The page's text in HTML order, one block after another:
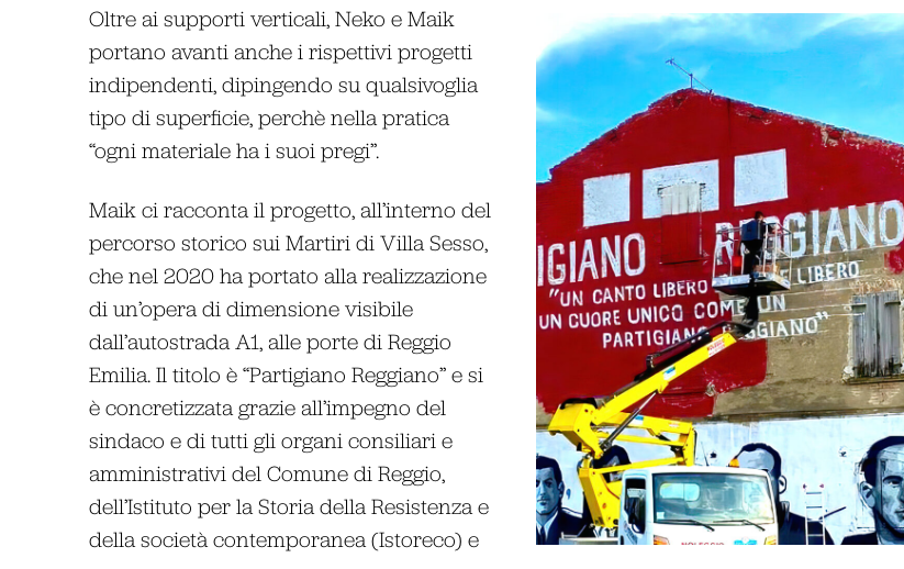
Oltre ai supporti verticali, Neko e Maik
portano avanti anche i rispettivi progetti
indipendenti, dipingendo su qualsivoglia
tipo di superficie, perchè nella pratica
“ogni materiale ha i suoi pregi”.
Maik ci racconta il progetto, all’interno del
percorso storico sui Martiri di Villa Sesso,
che nel 2020 ha portato alla realizzazione
di un’opera di dimensione visibile
dall’autostrada A1, alle porte di Reggio
Emilia. Il titolo è “Partigiano Reggiano” e si
è concretizzata grazie all’impegno del
sindaco e di tutti gli organi consiliari e
amministrativi del Comune di Reggio,
dell’Istituto per la Storia della Resistenza e
della società contemporanea (Istoreco) e